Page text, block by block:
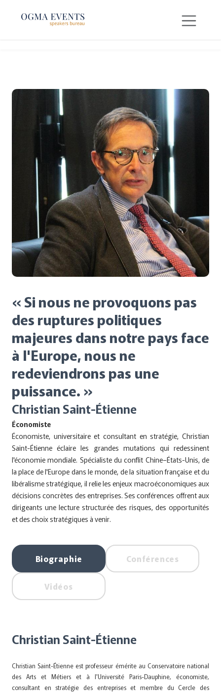
« Si nous ne provoquons pas
des ruptures politiques
majeures dans notre pays face
à l'Europe, nous ne
redeviendrons pas une
puissance. »
Christian Saint-Étienne
Économiste
Économiste, universitaire et consultant en stratégie, Christian
Saint-Étienne éclaire les grandes mutations qui redessinent
l'économie mondiale. Spécialiste du conflit Chine–États-Unis, de
la place de l'Europe dans le monde, de la situation française et du
libéralisme stratégique, il relie les enjeux macroéconomiques aux
décisions concrètes des entreprises. Ses conférences offrent aux
dirigeants une lecture structurée des risques, des opportunités
et des choix stratégiques à venir.
Biographie Conférences
Vidéos
Christian Saint-Étienne
Christian Saint-Étienne est professeur émérite au Conservatoire national
des Arts et Métiers et à l'Université Paris-Dauphine, économiste,
consultant en stratégie des entreprises et membre du Cercle des